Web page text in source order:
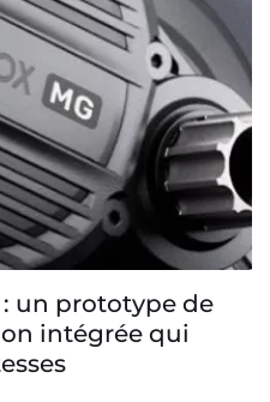
un prototype de
intégrée qui